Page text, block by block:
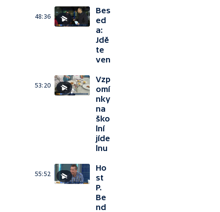
48:36
Bes
ed
a:
Jdě
te
ven
53:20
Vzp
omí
nky
na
ško
lní
jíde
lnu
55:52
Ho
st
P.
Be
nd